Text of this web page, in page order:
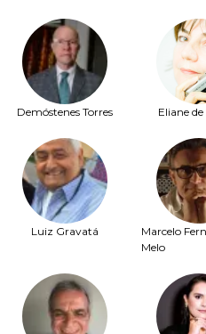
Demóstenes Torres Eliane
Luiz Gravatá
Marcelo
Melo